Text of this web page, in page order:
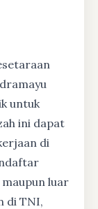
untuk
ini dapat
di
maupun luar
di TNI,